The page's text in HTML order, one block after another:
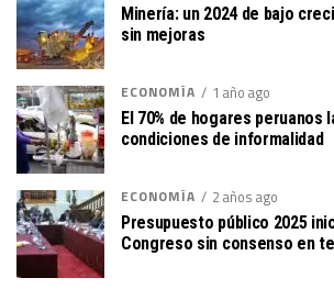
Minería: un 2024 de bajo
sin mejoras
ECONOMÍA 1 año ago
El 70% de hogares peruanos
condiciones de informalidad
ECONOMÍA 2 años ago
Presupuesto público 2025
Congreso sin consenso en